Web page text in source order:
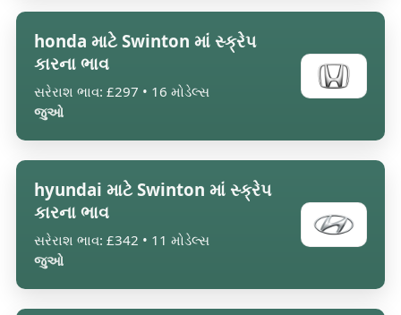
honda માટે Swinton માં સ્ક્રેપ
કારના ભાવ
સરેરાશ ભાવ: £297 • 16 મોડેલ્સ
જુઓ
hyundai માટે Swinton માં સ્ક્રેપ
કારના ભાવ
સરેરાશ ભાવ: £342 • 11 મોડેલ્સ
જુઓ